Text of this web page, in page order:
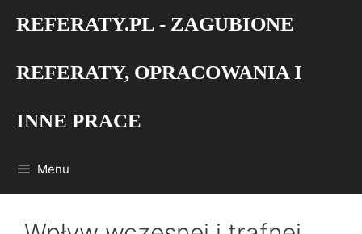
REFERATY.PL - ZAGUBIONE
REFERATY, OPRACOWANIA I
INNE PRACE
Menu